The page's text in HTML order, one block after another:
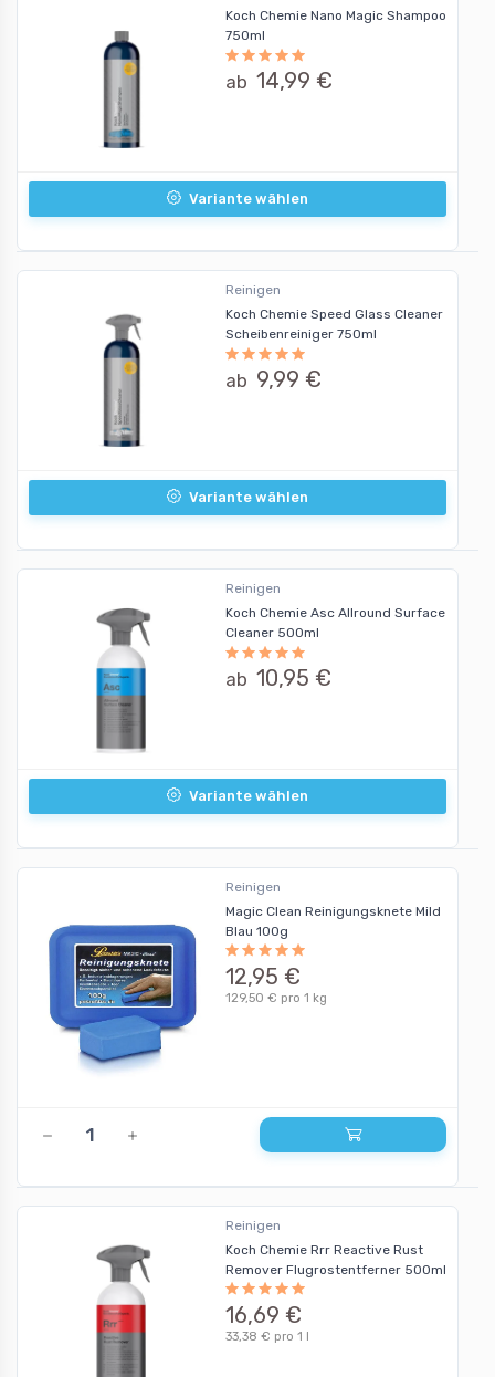
Koch Chemie Nano Magic Shampoo
750ml
ab 14,99 €
Variante wählen
Reinigen
Koch Chemie Speed Glass Cleaner
Scheibenreiniger 750ml
ab 9,99 €
Variante wählen
Reinigen
Koch Chemie Asc Allround Surface
Cleaner 500ml
ab 10,95 €
Variante wählen
Reinigen
Magic Clean Reinigungsknete Mild
Blau 100g
12,95 €
129,50 € pro 1 kg
Reinigen
Koch Chemie Rrr Reactive Rust
Remover Flugrostentferner 500ml
16,69 €
33,38 € pro 1 l